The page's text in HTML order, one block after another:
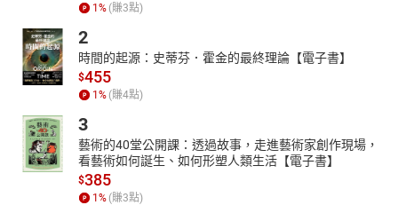
知名演員 林依晨
知名導演 曹瑞原
知名音樂製作人 林隆璇
東西名人雜誌社長 李冠廷
國際扶輪3462地區總監 黃進霖
峰起云湧影業總經理 杜榮峰
【作者簡介】
王馨平(Mia)
1 % (賺3點)
2
時間的起源：史蒂芬．霍金的最終理論【電子書】
$455
1 % (賺4點)
3
藝術的40堂公開課：透過故事，走進藝術家創作現場，
看藝術如何誕生、如何形塑人類生活【電子書】
$385
1 % (賺3點)